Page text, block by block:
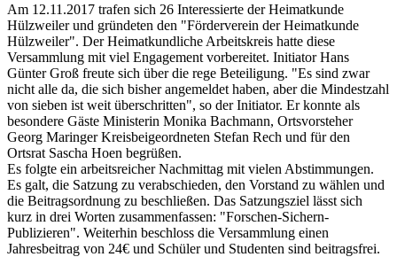
Am 12.11.2017 trafen sich 26 Interessierte der Heimatkunde
Hülzweiler und gründeten den "Förderverein der Heimatkunde
Hülzweiler". Der Heimatkundliche Arbeitskreis hatte diese
Versammlung mit viel Engagement vorbereitet. Initiator Hans
Günter Groß freute sich über die rege Beteiligung. "Es sind zwar
nicht alle da, die sich bisher angemeldet haben, aber die Mindestzahl
von sieben ist weit überschritten", so der Initiator. Er konnte als
besondere Gäste Ministerin Monika Bachmann, Ortsvorsteher
Georg Maringer Kreisbeigeordneten Stefan Rech und für den
Ortsrat Sascha Hoen begrüßen.
Es folgte ein arbeitsreicher Nachmittag mit vielen Abstimmungen.
Es galt, die Satzung zu verabschieden, den Vorstand zu wählen und
die Beitragsordnung zu beschließen. Das Satzungsziel lässt sich
kurz in drei Worten zusammenfassen: "Forschen-Sichern-
Publizieren". Weiterhin beschloss die Versammlung einen
Jahresbeitrag von 24€ und Schüler und Studenten sind beitragsfrei.